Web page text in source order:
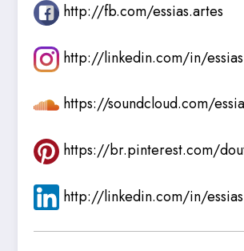
http://fb.com/essias.artes
http://linkedin.com/in/essias
https://soundcloud.com/
https://br.pinterest.com/
http://linkedin.com/in/essias